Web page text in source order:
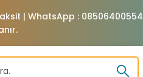
| WhatsApp : 08506400554